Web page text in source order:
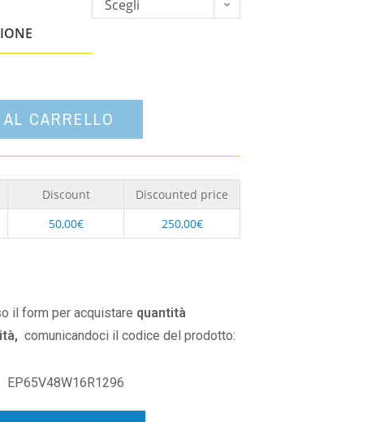
Scegli
CARRELLO
Discount
Discounted price
50,00€ 250,00€
il form per acquistare quantità
comunicandoci il codice del prodotto:
EP65V48W16R1296